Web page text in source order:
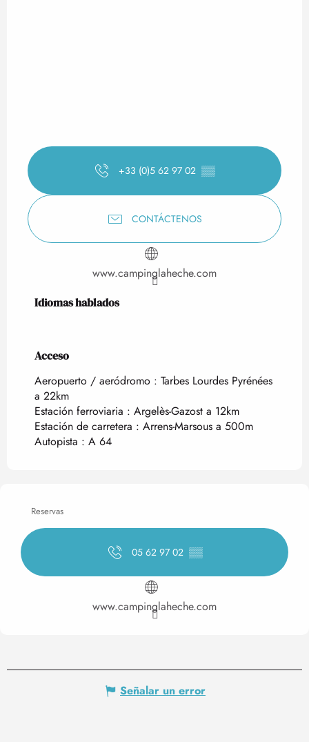
+33 (0)5 62 97 02 ▒▒
CONTÁCTENOS
www.campinglaheche.com
Idiomas hablados
Idiomas hablados
Acceso
Acceso
Aeropuerto / aeródromo : Tarbes Lourdes Pyrénées
a 22km
Estación ferroviaria : Argelès-Gazost a 12km
Estación de carretera : Arrens-Marsous a 500m
Autopista : A 64
Reservas
05 62 97 02 ▒▒
www.campinglaheche.com
Señalar un error